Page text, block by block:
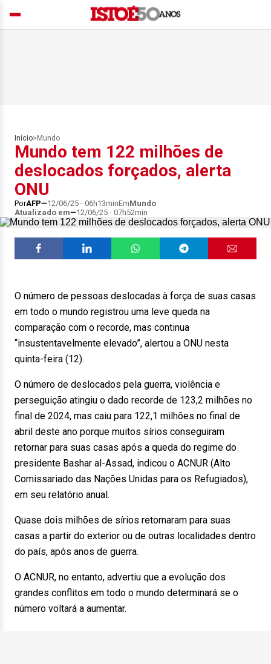
Início> Mundo
Mundo tem 122 milhões de
deslocados forçados, alerta
ONU
PorAFP 12/06/25 - 06h13minEmMundo
Atualizado em
12/06/25 - 07h52min
O número de pessoas deslocadas à força de suas casas
em todo o mundo registrou uma leve queda na
comparação com o recorde, mas continua
“insustentavelmente elevado”, alertou a ONU nesta
quinta-feira (12).
O número de deslocados pela guerra, violência e
perseguição atingiu o dado recorde de 123,2 milhões no
final de 2024, mas caiu para 122,1 milhões no final de
abril deste ano porque muitos sírios conseguiram
retornar para suas casas após a queda do regime do
presidente Bashar al-Assad, indicou o ACNUR (Alto
Comissariado das Nações Unidas para os Refugiados),
em seu relatório anual.
Quase dois milhões de sírios retornaram para suas
casas a partir do exterior ou de outras localidades dentro
do país, após anos de guerra.
O ACNUR, no entanto, advertiu que a evolução dos
grandes conflitos em todo o mundo determinará se o
número voltará a aumentar.